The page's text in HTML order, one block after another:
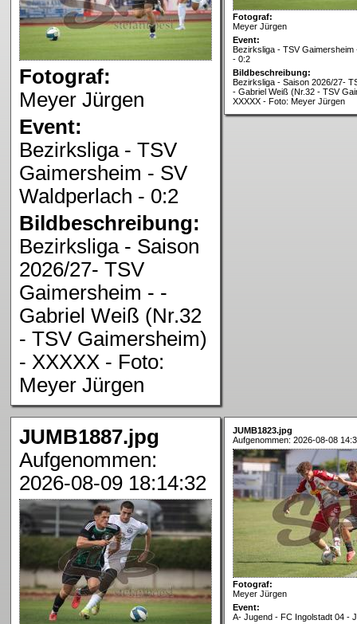
Fotograf:
Meyer Jürgen
Event:
Bezirksliga - TSV
Gaimersheim - SV
Waldperlach - 0:2
Bildbeschreibung:
Bezirksliga - Saison
2026/27- TSV
Gaimersheim - -
Gabriel Weiß (Nr.32
- TSV Gaimersheim)
- XXXXX - Foto:
Meyer Jürgen
Fotograf:
Meyer Jürgen
Event:
Bezirksliga - TSV Gaimersheim
- 0:2
Bildbeschreibung:
Bezirksliga - Saison 2026/27-
- Gabriel Weiß (Nr.32 - TSV
XXXXX - Foto: Meyer Jürgen
JUMB1887.jpg
Aufgenommen:
2026-08-09 18:14:32
JUMB1823.jpg
Aufgenommen: 2026-08-08
Fotograf:
Meyer Jürgen
Event:
A- Jugend - FC Ingolstadt 04 -